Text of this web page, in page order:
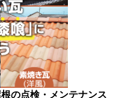
の点検・メンテナンス